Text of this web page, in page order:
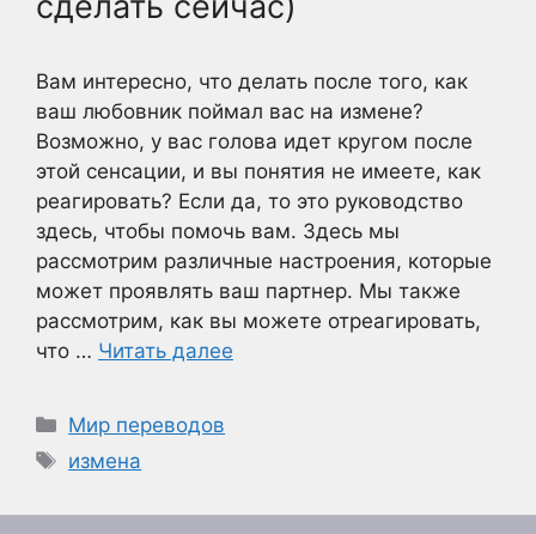
Вам интересно, что делать после того, как
ваш любовник поймал вас на измене?
Возможно, у вас голова идет кругом после
этой сенсации, и вы понятия не имеете, как
реагировать? Если да, то это руководство
здесь, чтобы помочь вам. Здесь мы
рассмотрим различные настроения, которые
может проявлять ваш партнер. Мы также
рассмотрим, как вы можете отреагировать,
что … Читать далее
Рубрики
Мир переводов
Метки
измена